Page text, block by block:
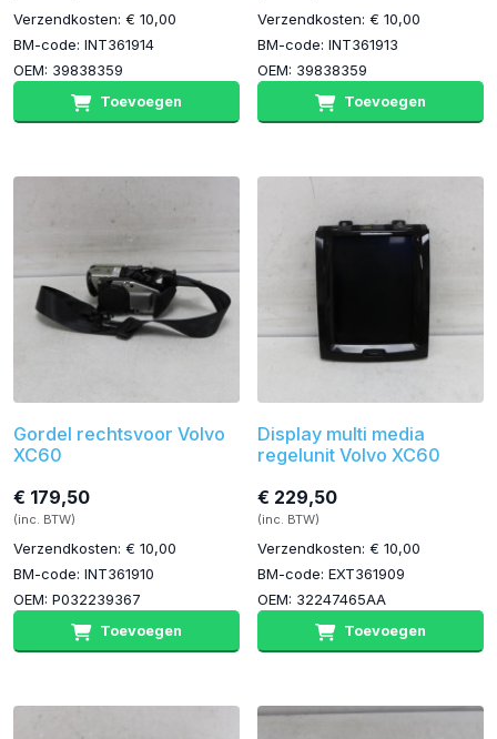
Verzendkosten: € 10,00
BM-code: INT361914
OEM: 39838359
Toevoegen
Verzendkosten: € 10,00
BM-code: INT361913
OEM: 39838359
Toevoegen
Gordel rechtsvoor Volvo
XC60
€ 179,50
(inc. BTW)
Verzendkosten: € 10,00
BM-code: INT361910
OEM: P032239367
Toevoegen
Display multi media
regelunit Volvo XC60
€ 229,50
(inc. BTW)
Verzendkosten: € 10,00
BM-code: EXT361909
OEM: 32247465AA
Toevoegen